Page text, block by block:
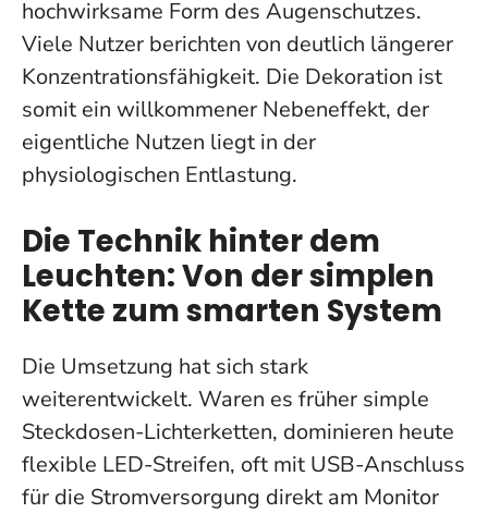
hochwirksame Form des Augenschutzes.
Viele Nutzer berichten von deutlich längerer
Konzentrationsfähigkeit. Die Dekoration ist
somit ein willkommener Nebeneffekt, der
eigentliche Nutzen liegt in der
physiologischen Entlastung.
Die Technik hinter dem
Leuchten: Von der simplen
Kette zum smarten System
Die Umsetzung hat sich stark
weiterentwickelt. Waren es früher simple
Steckdosen-Lichterketten, dominieren heute
flexible LED-Streifen, oft mit USB-Anschluss
für die Stromversorgung direkt am Monitor